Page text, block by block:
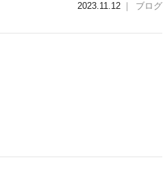
2023.11.12 ｜ ブログ